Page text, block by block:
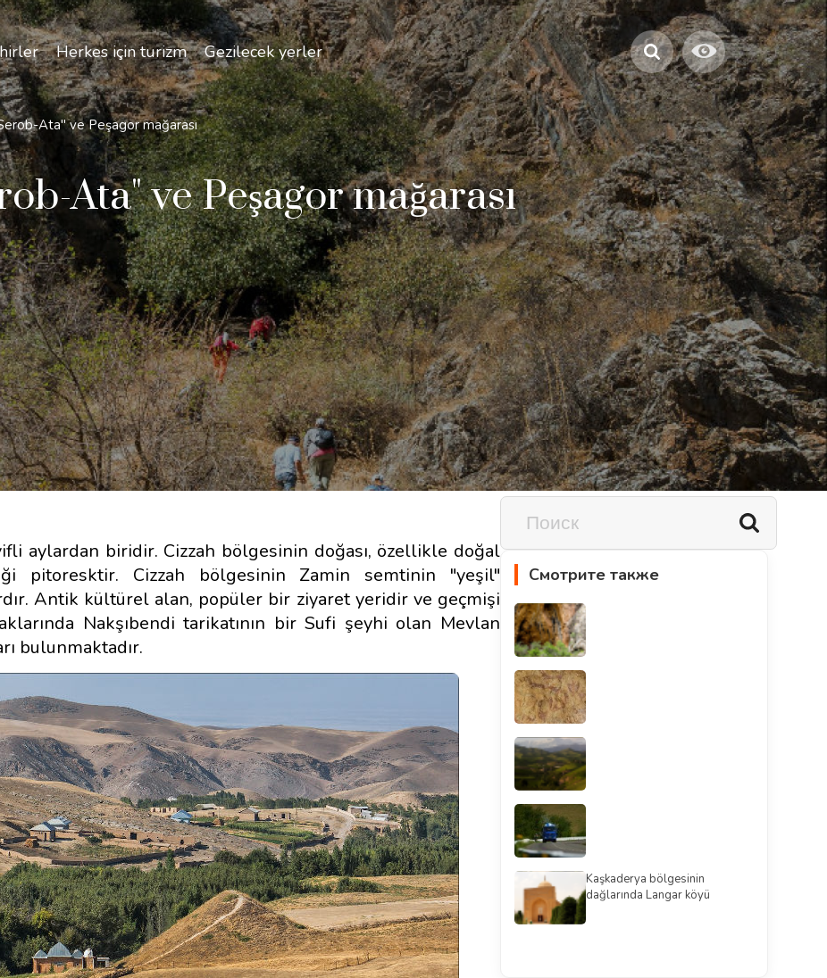
Herkes için turizm Gezilecek yerler
Ata" ve Peşagor mağarası
Ata" ve Peşagor mağarası
aylardan biridir. Cizzah bölgesinin doğası, özellikle doğal
pitoresktir. Cizzah bölgesinin Zamin semtinin "yeşil"
Antik kültürel alan, popüler bir ziyaret yeridir ve geçmişi
Nakşıbendi tarikatının bir Sufi şeyhi olan Mevlan
bulunmaktadır.
Смотрите также
Kaşkaderya bölgesinin
dağlarında Langar köyü